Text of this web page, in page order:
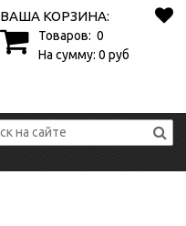
ВАША КОРЗИНА:
Товаров: 0
На сумму: 0 руб